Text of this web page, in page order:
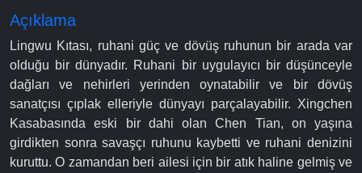
Açıklama
Lingwu Kıtası, ruhani güç ve dövüş ruhunun bir arada var
olduğu bir dünyadır. Ruhani bir uygulayıcı bir düşünceyle
dağları ve nehirleri yerinden oynatabilir ve bir dövüş
sanatçısı çıplak elleriyle dünyayı parçalayabilir. Xingchen
Kasabasında eski bir dahi olan Chen Tian, on yaşına
girdikten sonra savaşçı ruhunu kaybetti ve ruhani denizini
kuruttu. O zamandan beri ailesi için bir atık haline gelmiş ve